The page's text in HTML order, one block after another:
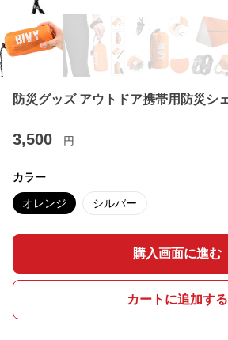
防災グッズ アウトドア携帯用防災シ
3,500 円
カラー
オレンジ シルバー
購入画面に進む
カートに追加する